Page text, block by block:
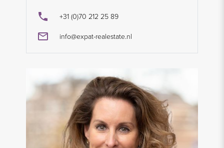
+31 (0)70 212 25 89
info@expat-realestate.nl